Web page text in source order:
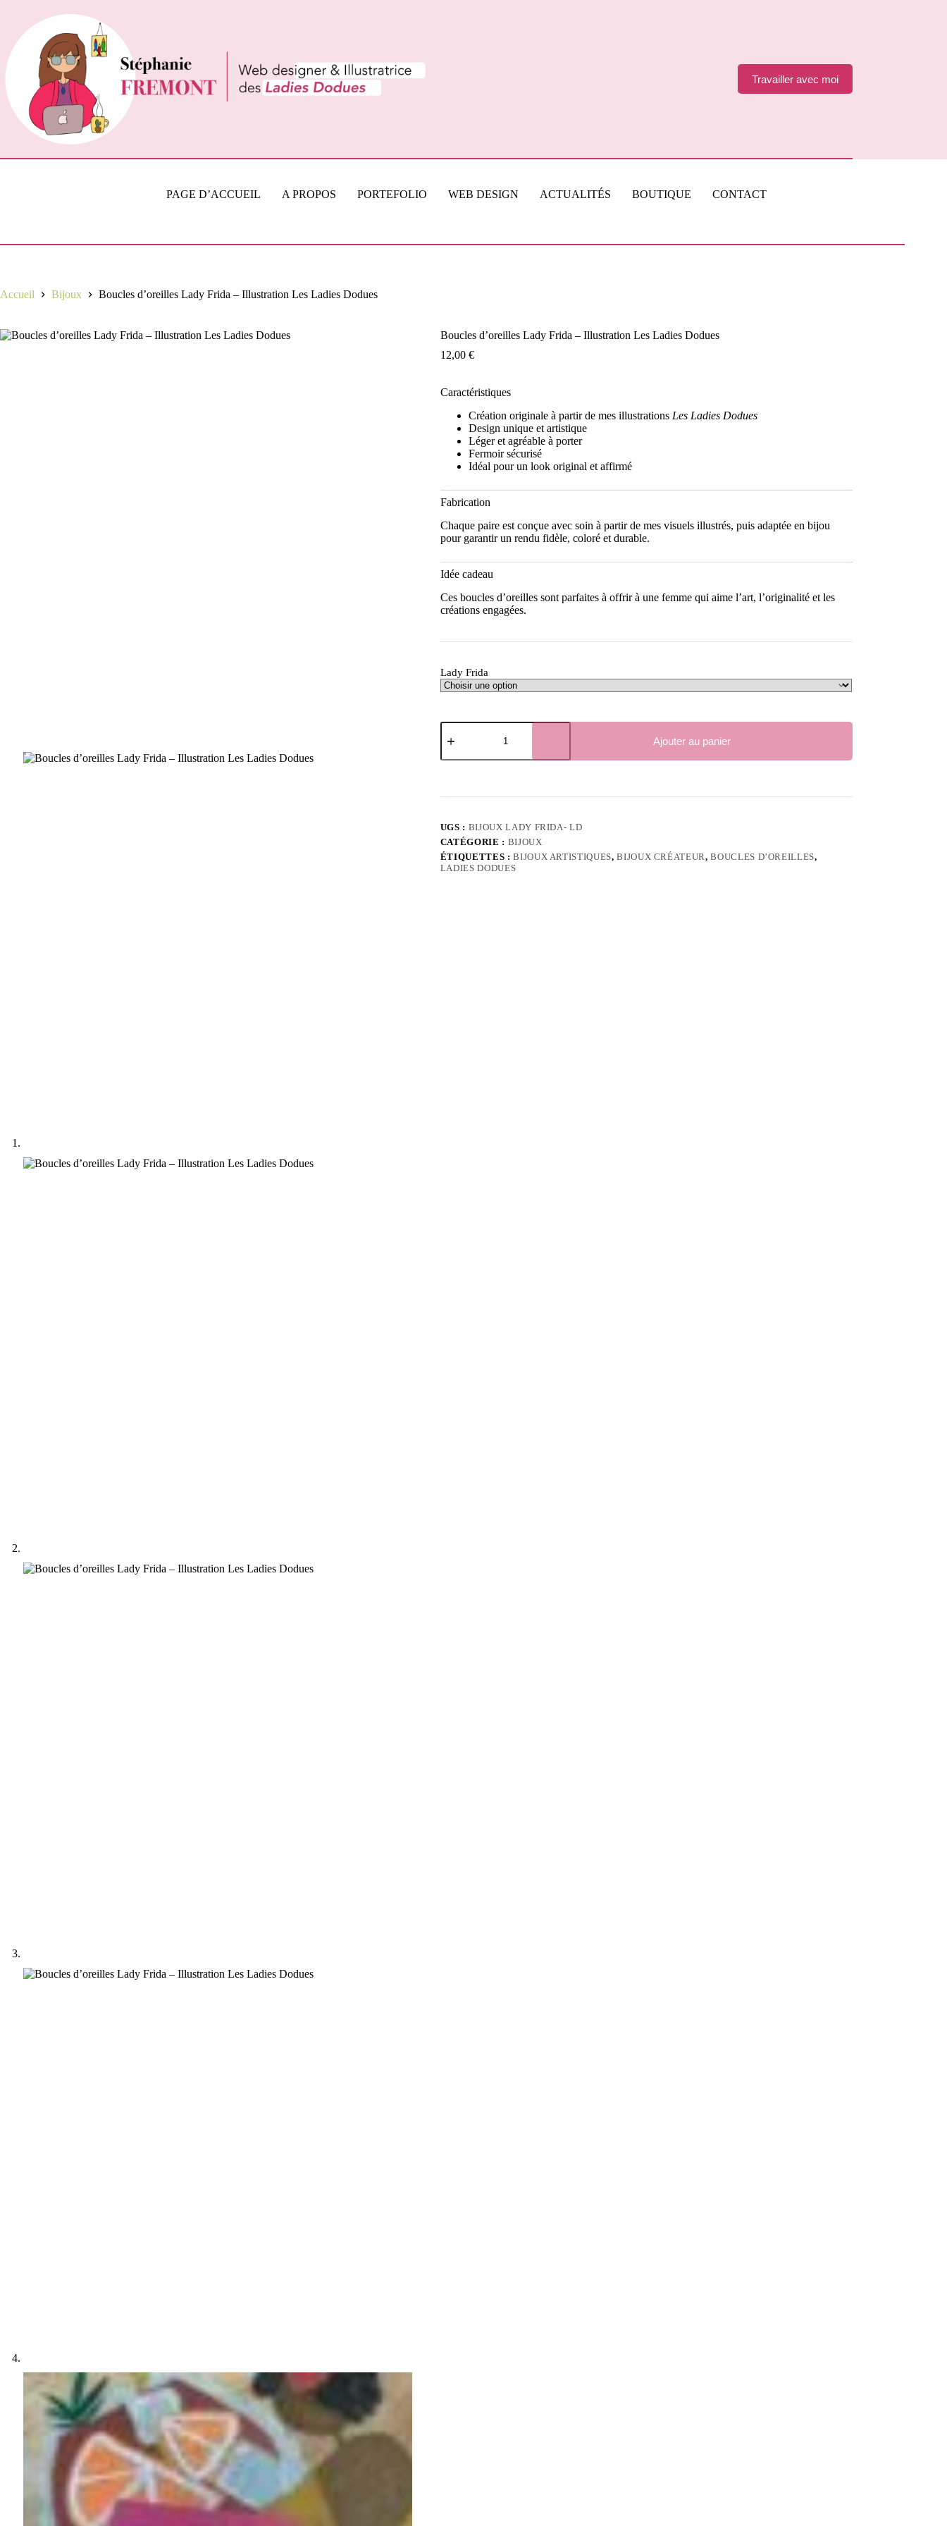
contenu
Travailler avec moi
PAGE D’ACCUEIL A PROPOS PORTEFOLIO WEB DESIGN ACTUALITÉS BOUTIQUE CONTACT
Accueil Bijoux Boucles d’oreilles Lady Frida – Illustration Les Ladies Dodues
Boucles d’oreilles Lady Frida – Illustration Les Ladies Dodues
12,00 €
Caractéristiques
Création originale à partir de mes illustrations Les Ladies Dodues
Design unique et artistique
Léger et agréable à porter
Fermoir sécurisé
Idéal pour un look original et affirmé
Fabrication
Chaque paire est conçue avec soin à partir de mes visuels illustrés, puis adaptée en bijou
pour garantir un rendu fidèle, coloré et durable.
Idée cadeau
Ces boucles d’oreilles sont parfaites à offrir à une femme qui aime l’art, l’originalité et les
créations engagées.
Lady Frida
quantité
de
d’oreilles
–
Les
Ladies
Dodues
Ajouter au panier
UGS : BIJOUX LADY FRIDA- LD
CATÉGORIE : BIJOUX
ÉTIQUETTES :BIJOUX ARTISTIQUES,BIJOUX CRÉATEUR,BOUCLES D’OREILLES,
LADIES DODUES